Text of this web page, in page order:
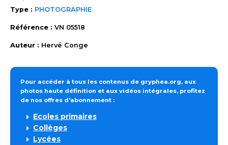
Type : PHOTOGRAPHIE
Référence : VN 05518
Auteur : Hervé Conge
Pour accéder à tous les contenus de gryphea.org, aux
photos haute définition et aux vidéos intégrales, profitez
de nos offres d'abonnement :
Ecoles primaires
Collèges
Lycées